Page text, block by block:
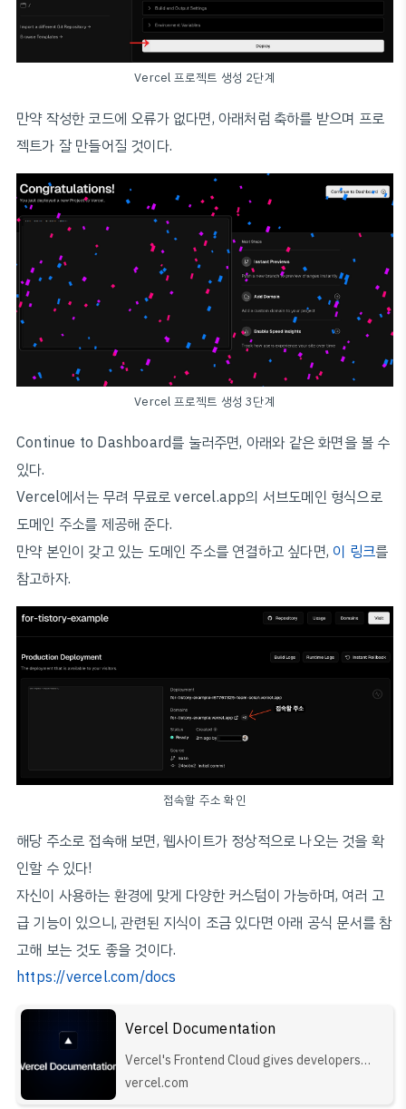
Vercel 프로젝트 생성 2단계
만약 작성한 코드에 오류가 없다면, 아래처럼 축하를 받으며 프로
젝트가 잘 만들어질 것이다.
Vercel 프로젝트 생성 3단계
Continue to Dashboard를 눌러주면, 아래와 같은 화면을 볼 수
있다.
Vercel에서는 무려 무료로 vercel.app의 서브도메인 형식으로
도메인 주소를 제공해 준다.
만약 본인이 갖고 있는 도메인 주소를 연결하고 싶다면, 이 링크를
참고하자.
접속할 주소 확인
해당 주소로 접속해 보면, 웹사이트가 정상적으로 나오는 것을 확
인할 수 있다!
자신이 사용하는 환경에 맞게 다양한 커스텀이 가능하며, 여러 고
급 기능이 있으니, 관련된 지식이 조금 있다면 아래 공식 문서를 참
고해 보는 것도 좋을 것이다.
https://vercel.com/docs
Vercel Documentation
Vercel's Frontend Cloud gives developers
frameworks, workflows, and infrastructure to
vercel.com